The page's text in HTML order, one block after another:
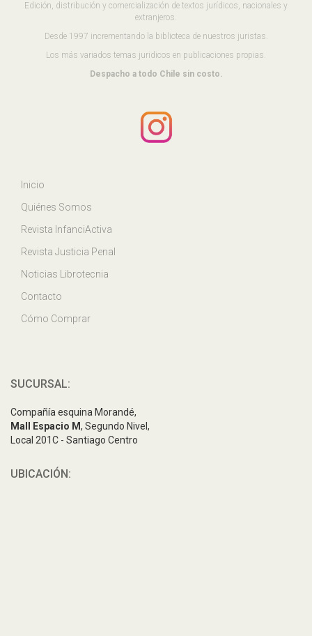
Edición, distribución y comercialización de textos jurídicos, nacionales y
extranjeros.
Desde 1997 incrementando la biblioteca de nuestros juristas.
Los más variados temas juridicos en publicaciones propias.
Despacho a todo Chile sin costo.
Inicio
Quiénes Somos
Revista InfanciActiva
Revista Justicia Penal
Noticias Librotecnia
Contacto
Cómo Comprar
SUCURSAL:
Compañía esquina Morandé,
Mall Espacio M, Segundo Nivel,
Local 201C - Santiago Centro
UBICACIÓN: